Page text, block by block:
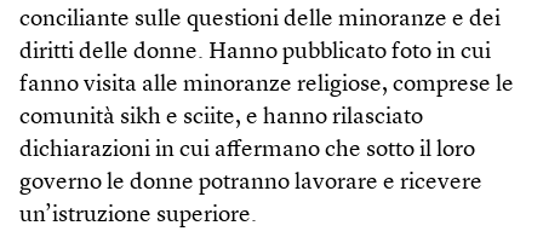
conciliante sulle questioni delle minoranze e dei
diritti delle donne. Hanno pubblicato foto in cui
fanno visita alle minoranze religiose, comprese le
comunità sikh e sciite, e hanno rilasciato
dichiarazioni in cui affermano che sotto il loro
governo le donne potranno lavorare e ricevere
un’istruzione superiore.